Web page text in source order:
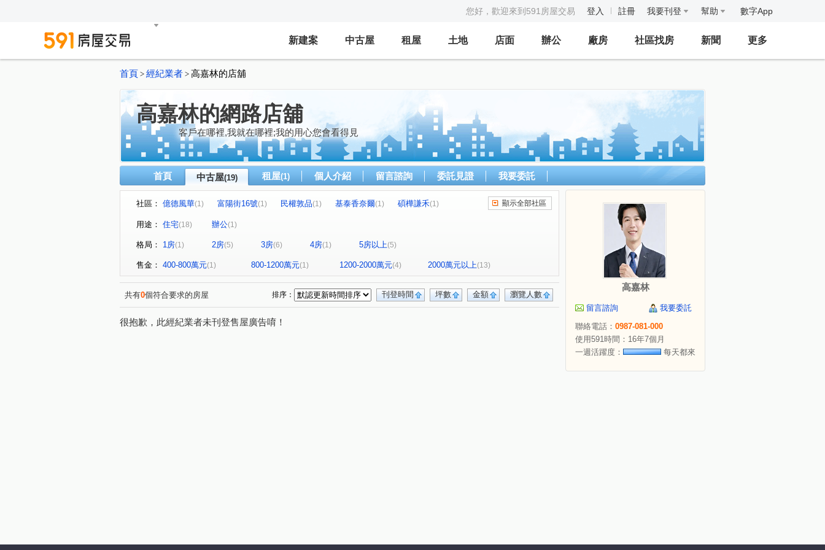
您好，歡迎來到591房屋交易 登入 註冊 我要刊登 幫助 數字App
新建案 中古屋 租屋 土地 店面 辦公 廠房 社區找房 新聞 更多
首頁 > 經紀業者 > 高嘉林的店舖
高嘉林的網路店舖
客戶在哪裡,我就在哪裡;我的用心您會看得見
首頁 中古屋(19) 租屋(1) 個人介紹 留言諮詢 委託見證 我要委託
社區： 億德風華(1) 富陽街16號(1) 民權敦品(1) 基泰香奈爾(1) 碩樺謙禾(1)
信義誠家 閱讀歐洲
青隅(1) 園區街(1) 富陽街 (1) 民權東路六段 成功路三段
南京東路五段(1) 康寧路一段(1) 吳興街 成功路五段(1) 信義路三段(1)
市民大道三段(1) 大同路二段(1) 樟樹二路(1) 基隆路二段(1) 八德路三段(1)
松山路(1) 承德路四段(1)
顯示全部社區
用途： 住宅(18) 辦公(1)
格局： 1房(1) 2房(5) 3房(6) 4房(1) 5房以上(5)
售金： 400-800萬元(1) 800-1200萬元(1) 1200-2000萬元(4) 2000萬元以上(13)
共有0個符合要求的房屋 瀏覽人數
金額
坪數
刊登時間
排序：
很抱歉，此經紀業者未刊登售屋廣告唷！
高嘉林
留言諮詢
我要委託
聯絡電話： 0987-081-000
使用591時間：16年7個月
一週活躍度：
每天都來